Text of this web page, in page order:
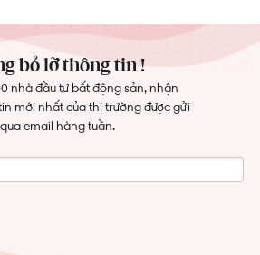
bỏ lỡ thông tin !
nhà đầu tư bất động sản, nhận
mới nhất của thị trường được gửi
qua email hàng tuần.